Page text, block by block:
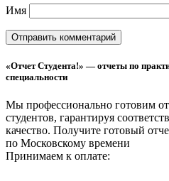
Имя
«Отчет Студента!» — отчеты по
специальности
Мы профессионально готовим
студентов, гарантируя
качество. Получите готовый
по Московскому времени
Принимаем к оплате: